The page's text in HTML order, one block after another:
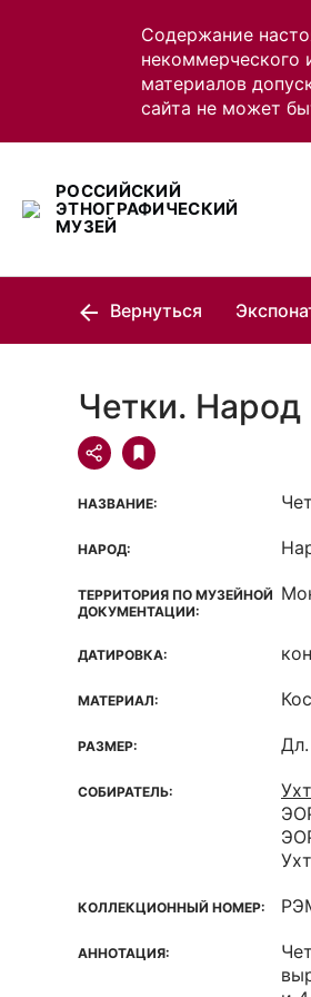
Содержание
некоммерческого
материалов
сайта не может
РОССИЙСКИЙ
ЭТНОГРАФИЧЕСКИЙ
МУЗЕЙ
Вернуться
Четки. Народ
НАЗВАНИЕ:
НАРОД:
ТЕРРИТОРИЯ ПО МУЗЕЙНОЙ
ДОКУМЕНТАЦИИ:
ДАТИРОВКА:
МАТЕРИАЛ:
РАЗМЕР:
СОБИРАТЕЛЬ:
КОЛЛЕКЦИОННЫЙ НОМЕР:
АННОТАЦИЯ: